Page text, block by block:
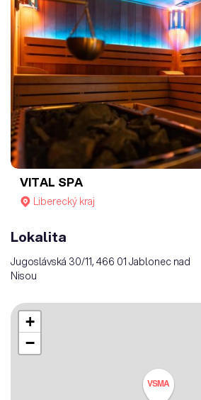
VITAL SPA
Liberecký kraj
Lokalita
Jugoslávská 30/11, 466 01 Jablonec nad
Nisou
VSMA
+
−